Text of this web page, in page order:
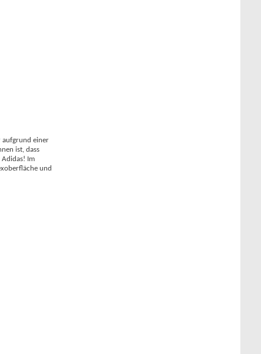
aufgrund einer
ist, dass
Adidas! Im
und